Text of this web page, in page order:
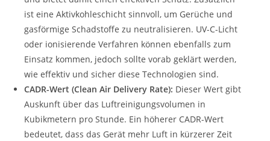
ist eine Aktivkohleschicht sinnvoll, um Gerüche und
gasförmige Schadstoffe zu neutralisieren. UV-C-Licht
oder ionisierende Verfahren können ebenfalls zum
Einsatz kommen, jedoch sollte vorab geklärt werden,
wie effektiv und sicher diese Technologien sind.
CADR-Wert (Clean Air Delivery Rate): Dieser Wert gibt
Auskunft über das Luftreinigungsvolumen in
Kubikmetern pro Stunde. Ein höherer CADR-Wert
bedeutet, dass das Gerät mehr Luft in kürzerer Zeit